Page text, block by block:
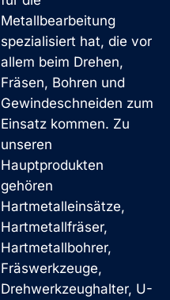
Metallbearbeitung
spezialisiert hat, die vor
allem beim Drehen,
Fräsen, Bohren und
Gewindeschneiden zum
Einsatz kommen. Zu
unseren
Hauptprodukten
gehören
Hartmetalleinsätze,
Hartmetallfräser,
Hartmetallbohrer,
Fräswerkzeuge,
Drehwerkzeughalter, U-